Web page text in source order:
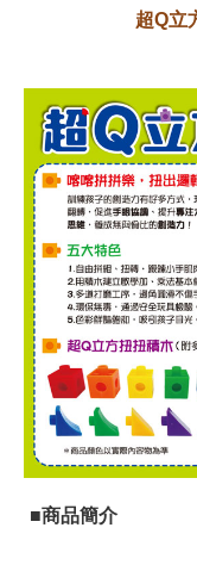
超Q立
■商品簡介